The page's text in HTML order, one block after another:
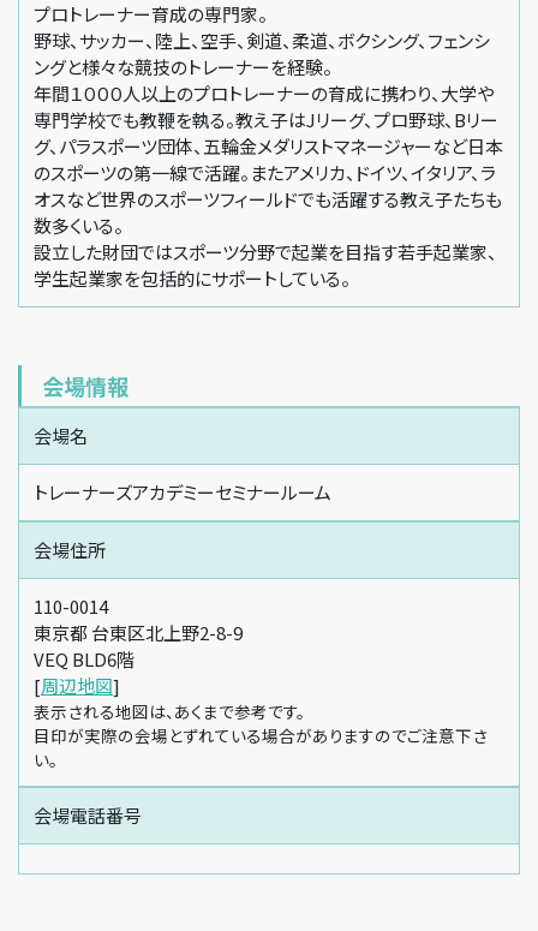
プロトレーナー育成の専門家。
野球、サッカー、陸上、空手、剣道、柔道、ボクシング、フェンシ
ングと様々な競技のトレーナーを経験。
年間１０００人以上のプロトレーナーの育成に携わり、大学や
専門学校でも教鞭を執る。教え子はJリーグ、プロ野球、Bリー
グ、パラスポーツ団体、五輪金メダリストマネージャーなど日本
のスポーツの第一線で活躍。またアメリカ、ドイツ、イタリア、ラ
オスなど世界のスポーツフィールドでも活躍する教え子たちも
数多くいる。
設立した財団ではスポーツ分野で起業を目指す若手起業家、
学生起業家を包括的にサポートしている。
会場情報
会場名
トレーナーズアカデミーセミナールーム
会場住所
110-0014
東京都 台東区北上野2-8-9
VEQ BLD6階
[周辺地図]
表示される地図は、あくまで参考です。
目印が実際の会場とずれている場合がありますのでご注意下さ
い。
会場電話番号